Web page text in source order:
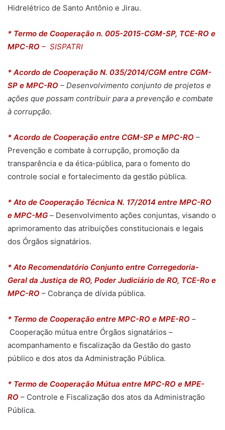
Hidrelétrico de Santo Antônio e Jirau.
* Termo de Cooperação n. 005-2015-CGM-SP, TCE-RO e
MPC-RO – SISPATRI
* Acordo de Cooperação N. 035/2014/CGM entre CGM-
SP e MPC-RO – Desenvolvimento conjunto de projetos e
ações que possam contribuir para a prevenção e combate
à corrupção.
* Acordo de Cooperação entre CGM-SP e MPC-RO –
Prevenção e combate à corrupção, promoção da
transparência e da ética-pública, para o fomento do
controle social e fortalecimento da gestão pública.
* Ato de Cooperação Técnica N. 17/2014 entre MPC-RO
e MPC-MG – Desenvolvimento ações conjuntas, visando o
aprimoramento das atribuições constitucionais e legais
dos Órgãos signatários.
* Ato Recomendatório Conjunto entre Corregedoria-
Geral da Justiça de RO, Poder Judiciário de RO, TCE-Ro e
MPC-RO – Cobrança de dívida pública.
* Termo de Cooperação entre MPC-RO e MPE-RO –
Cooperação mútua entre Órgãos signatários –
acompanhamento e fiscalização da Gestão do gasto
público e dos atos da Administração Pública.
* Termo de Cooperação Mútua entre MPC-RO e MPE-
RO – Controle e Fiscalização dos atos da Administração
Pública.